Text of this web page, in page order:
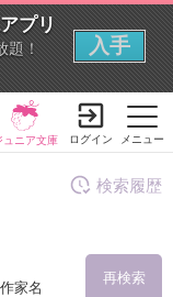
プリ
題！
入手
メニュー
ュニア文庫 ログイン
家名
再検索
検索履歴